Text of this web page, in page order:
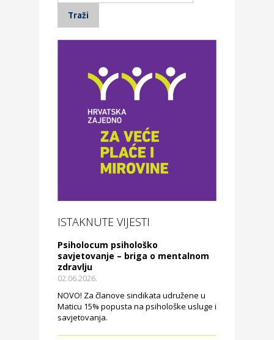
ISTAKNUTE VIJESTI
Psiholocum psihološko
savjetovanje – briga o mentalnom
zdravlju
02.06.2026.
NOVO! Za članove sindikata udružene u
Maticu 15% popusta na psihološke usluge i
savjetovanja.